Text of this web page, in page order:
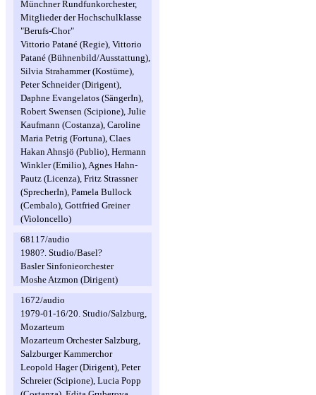
Münchner Rundfunkorchester,
Mitglieder der Hochschulklasse
"Berufs-Chor"
Vittorio Patané (Regie), Vittorio
Patané (Bühnenbild/Ausstattung),
Silvia Strahammer (Kostüme),
Peter Schneider (Dirigent),
Daphne Evangelatos (SängerIn),
Robert Swensen (Scipione), Julie
Kaufmann (Costanza), Caroline
Maria Petrig (Fortuna), Claes
Hakan Ahnsjö (Publio), Hermann
Winkler (Emilio), Agnes Hahn-
Pautz (Licenza), Fritz Strassner
(SprecherIn), Pamela Bullock
(Cembalo), Gottfried Greiner
(Violoncello)
68117/audio
1980?. Studio/Basel?
Basler Sinfonieorchester
Moshe Atzmon (Dirigent)
1672/audio
1979-01-16/20. Studio/Salzburg,
Mozarteum
Mozarteum Orchester Salzburg,
Salzburger Kammerchor
Leopold Hager (Dirigent), Peter
Schreier (Scipione), Lucia Popp